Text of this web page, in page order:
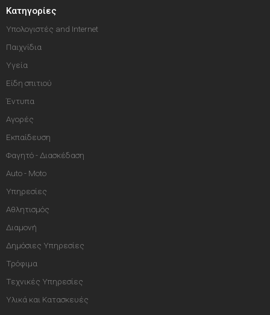
Κατηγορίες
Υπολογιστές and Internet
Παιχνίδια
Υγεία
Είδη σπιτιού
Έντυπα
Αγορές
Εκπαίδευση
Φαγητό - Διασκέδαση
Auto - Moto
Υπηρεσίες
Αθλητισμός
Διαμονή
Δημόσιες Υπηρεσίες
Τρόφιμα
Τεχνικές Υπηρεσίες
Υλικά και Κατασκευές